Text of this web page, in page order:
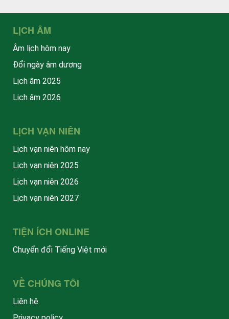
LỊCH ÂM
Âm lịch hôm nay
Đổi ngày âm dương
Lịch âm 2025
Lịch âm 2026
LỊCH VẠN NIÊN
Lịch vạn niên hôm nay
Lịch vạn niên 2025
Lịch vạn niên 2026
Lịch vạn niên 2027
TIỆN ÍCH ONLINE
Chuyển đổi Tiếng Việt mới
VỀ CHÚNG TÔI
Liên hệ